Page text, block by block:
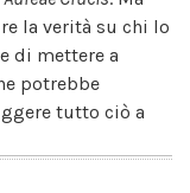
la verità su chi lo
di mettere a
potrebbe
tutto ciò a